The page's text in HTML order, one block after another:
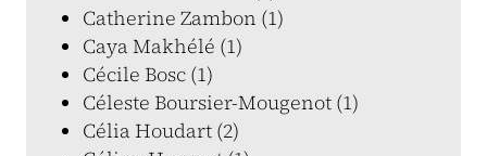
Catherine Zambon (1)
Caya Makhélé (1)
Cécile Bosc (1)
Céleste Boursier-Mougenot (1)
Célia Houdart (2)